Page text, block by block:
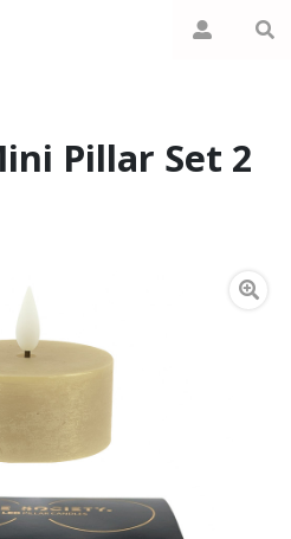
Pillar Set 2